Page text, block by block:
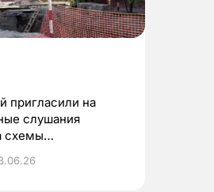
пригласили на
слушания
схемы